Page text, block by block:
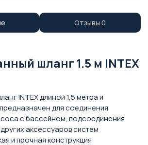
Отзывы 0
шланг 1.5 м INTEX
INTEX длиной 1,5 метра и
для соединения
с бассейном, подсоединения
аксессуаров систем
и прочная конструкция